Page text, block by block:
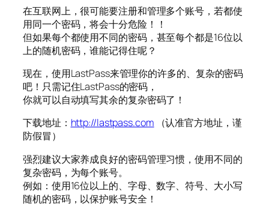
在互联网上，很可能要注册和管理多个账号，若都使
用同一个密码，将会十分危险！！
但如果每个都使用不同的密码，甚至每个都是16位以
上的随机密码，谁能记得住呢？
现在，使用LastPass来管理你的许多的、复杂的密码
吧！只需记住LastPass的密码，
你就可以自动填写其余的复杂密码了！
下载地址： http://lastpass.com （认准官方地址，谨
防假冒）
强烈建议大家养成良好的密码管理习惯，使用不同的
复杂密码，为每个账号。
例如：使用16位以上的、字母、数字、符号、大小写
随机的密码，以保护账号安全！